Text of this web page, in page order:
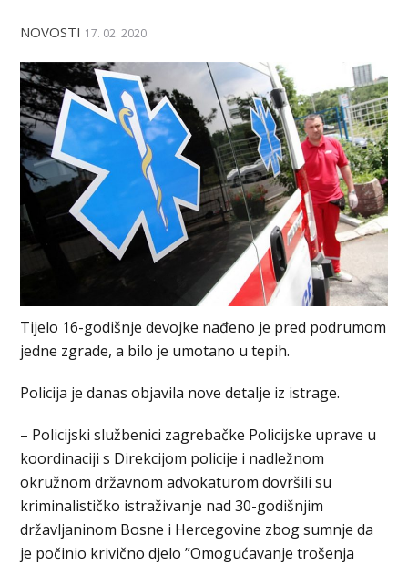
NOVOSTI 17. 02. 2020.
Tijelo 16-godišnje devojke nađeno je pred podrumom
jedne zgrade, a bilo je umotano u tepih.
Policija je danas objavila nove detalje iz istrage.
– Policijski službenici zagrebačke Policijske uprave u
koordinaciji s Direkcijom policije i nadležnom
okružnom državnom advokaturom dovršili su
kriminalističko istraživanje nad 30-godišnjim
državljaninom Bosne i Hercegovine zbog sumnje da
je počinio krivično djelo ”Omogućavanje trošenja